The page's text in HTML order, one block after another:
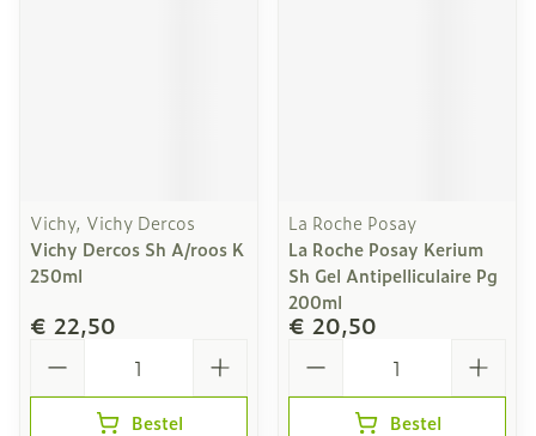
Vichy, Vichy Dercos
Vichy Dercos Sh A/roos K
250ml
€ 22,50
Bestel
La Roche Posay
La Roche Posay Kerium
Sh Gel Antipelliculaire Pg
200ml
€ 20,50
Bestel